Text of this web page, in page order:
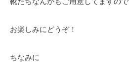
お楽しみにどうぞ！
ちなみに